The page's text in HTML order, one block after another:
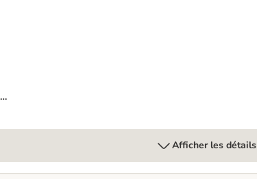
chiencourgettes (sans gluten) pour chien
Afficher les détails